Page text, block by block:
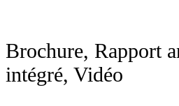
Brochure, Rapport
intégré, Vidéo